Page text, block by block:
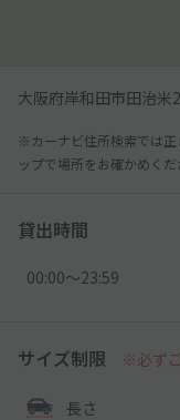
大阪府岸和田市田治米
※カーナビ住所検索では
ップで場所をお確かめくだ
貸出時間
00:00〜23:59
サイズ制限 ※必ず
長さ